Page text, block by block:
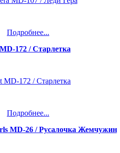
Подробнее...
172 / Старлетка
Подробнее...
MD-26 / Русалочка Жемчужин